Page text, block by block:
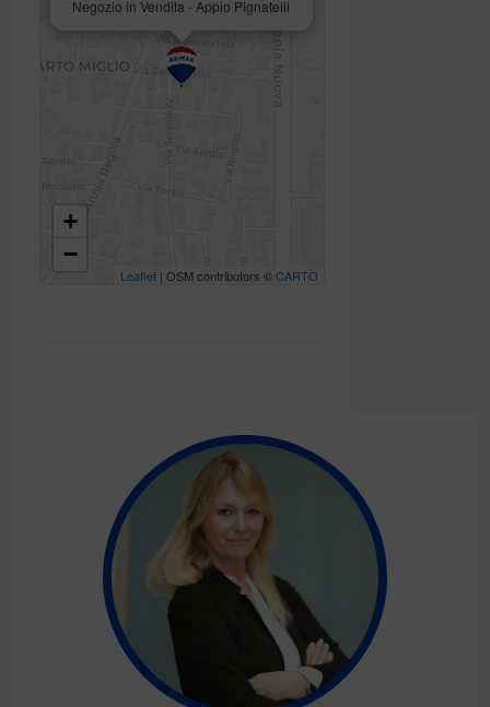
Negozio in Vendita - Appio Pignatelli
+
−
Leaflet| OSM contributors ©CARTO